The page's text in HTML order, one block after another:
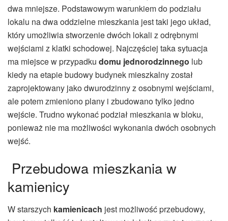
dwa mniejsze. Podstawowym warunkiem do podziału
lokalu na dwa oddzielne mieszkania jest taki jego układ,
który umożliwia stworzenie dwóch lokali z odrębnymi
wejściami z klatki schodowej. Najczęściej taka sytuacja
ma miejsce w przypadku domu jednorodzinnego lub
kiedy na etapie budowy budynek mieszkalny został
zaprojektowany jako dwurodzinny z osobnymi wejściami,
ale potem zmieniono plany i zbudowano tylko jedno
wejście. Trudno wykonać podział mieszkania w bloku,
ponieważ nie ma możliwości wykonania dwóch osobnych
wejść.
Przebudowa mieszkania w
kamienicy
W starszych kamienicach jest możliwość przebudowy,